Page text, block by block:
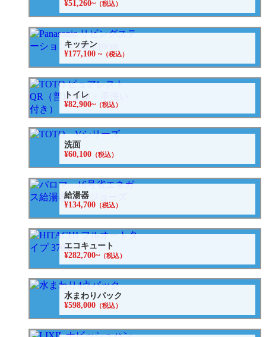
¥51,260~（税込）
キッチン
¥177,100 ~（税込）
トイレ
¥82,900~（税込）
洗面
¥60,100 （税込）
給湯器
¥134,700 （税込）
エコキュート
¥282,700~（税込）
水まわりパック
¥598,000 （税込）